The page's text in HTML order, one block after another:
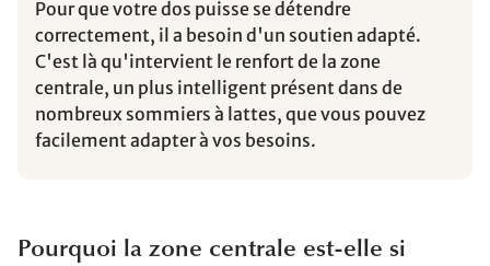
Pour que votre dos puisse se détendre
correctement, il a besoin d'un soutien adapté.
C'est là qu'intervient le renfort de la zone
centrale, un plus intelligent présent dans de
nombreux sommiers à lattes, que vous pouvez
facilement adapter à vos besoins.
Pourquoi la zone centrale est-elle si